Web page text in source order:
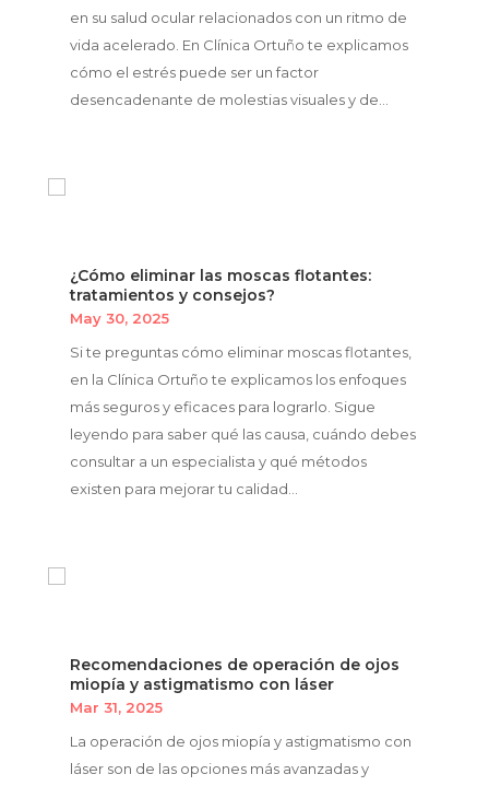
en su salud ocular relacionados con un ritmo de
vida acelerado. En Clínica Ortuño te explicamos
cómo el estrés puede ser un factor
desencadenante de molestias visuales y de...
¿Cómo eliminar las moscas flotantes:
tratamientos y consejos?
May 30, 2025
Si te preguntas cómo eliminar moscas flotantes,
en la Clínica Ortuño te explicamos los enfoques
más seguros y eficaces para lograrlo. Sigue
leyendo para saber qué las causa, cuándo debes
consultar a un especialista y qué métodos
existen para mejorar tu calidad...
Recomendaciones de operación de ojos
miopía y astigmatismo con láser
Mar 31, 2025
La operación de ojos miopía y astigmatismo con
láser son de las opciones más avanzadas y